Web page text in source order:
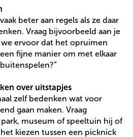
beter aan regels als ze daar
Vraag bijvoorbeeld aan je
ervoor dat het opruimen
een fijne manier om met elkaar
over uitstapjes
zelf bedenken wat voor
gaan maken. Vraag
museum of speeltuin hij of
kiezen tussen een picknick